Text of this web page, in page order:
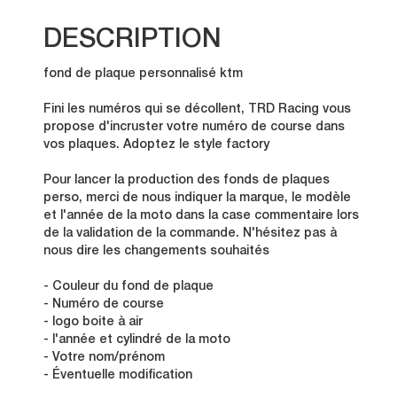
DESCRIPTION
fond de plaque personnalisé ktm
Fini les numéros qui se décollent, TRD Racing vous
propose d'incruster votre numéro de course dans
vos plaques. Adoptez le style factory
Pour lancer la production des fonds de plaques
perso, merci de nous indiquer la marque, le modèle
et l'année de la moto dans la case commentaire lors
de la validation de la commande. N'hésitez pas à
nous dire les changements souhaités
- Couleur du fond de plaque
- Numéro de course
- logo boite à air
- l'année et cylindré de la moto
- Votre nom/prénom
- Éventuelle modification